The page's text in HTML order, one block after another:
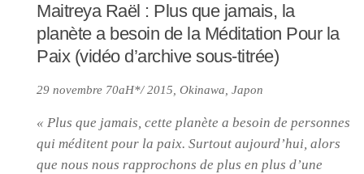
Maitreya Raël : Plus que jamais, la
planète a besoin de la Méditation Pour la
Paix (vidéo d’archive sous-titrée)
29 novembre 70aH*/ 2015, Okinawa, Japon
« Plus que jamais, cette planète a besoin de personnes
qui méditent pour la paix. Surtout aujourd’hui, alors
que nous nous rapprochons de plus en plus d’une